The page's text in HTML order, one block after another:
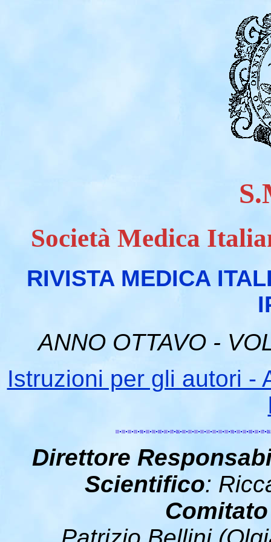
Società Medica
RIVISTA MEDICA
ANNO OTTAVO -
Istruzioni per gli autori -
Direttore
Scientifico: